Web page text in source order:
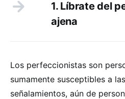
1. Líbrate del
ajena
Los perfeccionistas son
sumamente susceptibles a
señalamientos, aún de